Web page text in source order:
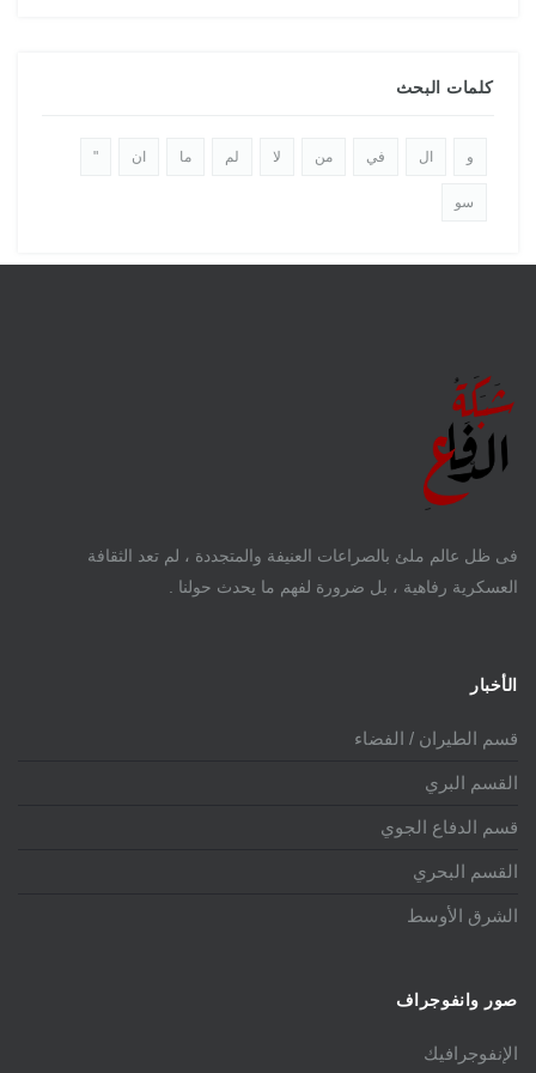
كلمات البحث
و ال في من لا لم ما ان "
سو
فى ظل عالم ملئ بالصراعات العنيفة والمتجددة ، لم تعد الثقافة
العسكرية رفاهية ، بل ضرورة لفهم ما يحدث حولنا .
الأخبار
قسم الطيران / الفضاء
القسم البري
قسم الدفاع الجوي
القسم البحري
الشرق الأوسط
صور وانفوجراف
الإنفوجرافيك